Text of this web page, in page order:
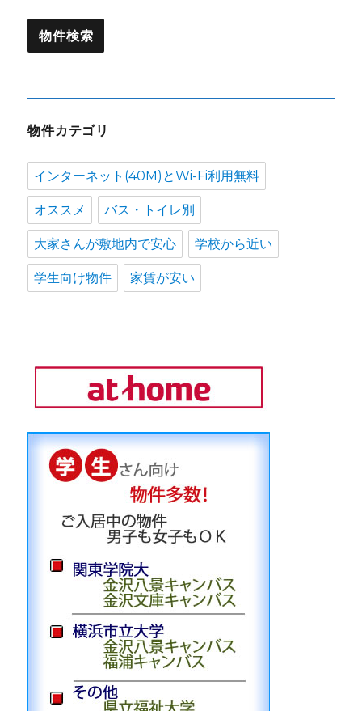
物件カテゴリ
インターネット(40M)とWi-Fi利用無料
オススメ バス・トイレ別
大家さんが敷地内で安心 学校から近い
学生向け物件 家賃が安い